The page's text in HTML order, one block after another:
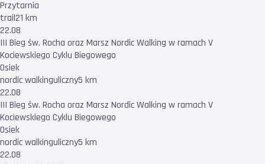
Przytarnia
trail21 km
22.08
III Bieg św. Rocha oraz Marsz Nordic Walking w ramach V
Kociewskiego Cyklu Biegowego
Osiek
nordic walkinguliczny5 km
22.08
III Bieg św. Rocha oraz Marsz Nordic Walking w ramach V
Kociewskiego Cyklu Biegowego
Osiek
nordic walkinguliczny5 km
22.08